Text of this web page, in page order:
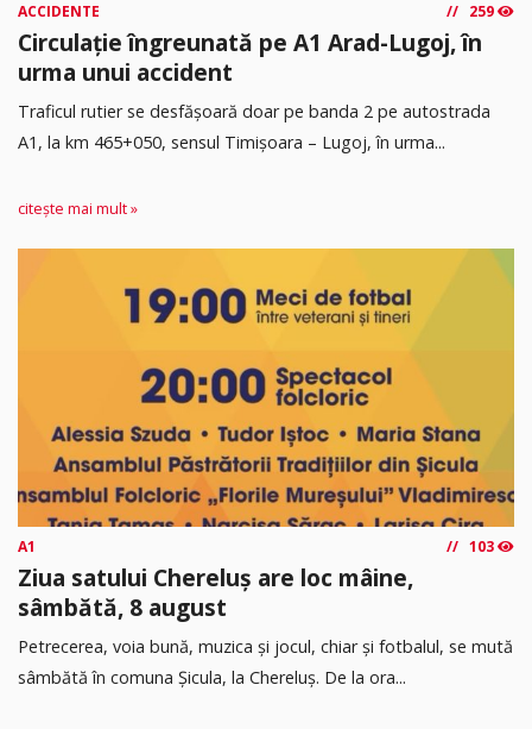
ACCIDENTE 259
Circulație îngreunată pe A1 Arad-Lugoj, în
urma unui accident
Traficul rutier se desfășoară doar pe banda 2 pe autostrada
A1, la km 465+050, sensul Timişoara – Lugoj, în urma...
citește mai mult »
A1 103
Ziua satului Chereluș are loc mâine,
sâmbătă, 8 august
Petrecerea, voia bună, muzica și jocul, chiar și fotbalul, se mută
sâmbătă în comuna Șicula, la Chereluș. De la ora...